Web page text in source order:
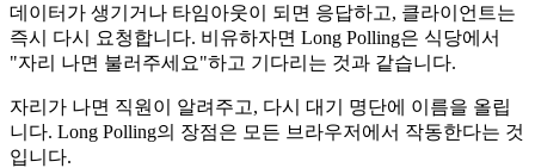
데이터가 생기거나 타임아웃이 되면 응답하고, 클라이언트는
즉시 다시 요청합니다. 비유하자면 Long Polling은 식당에서
"자리 나면 불러주세요"하고 기다리는 것과 같습니다.
자리가 나면 직원이 알려주고, 다시 대기 명단에 이름을 올립
니다. Long Polling의 장점은 모든 브라우저에서 작동한다는 것
입니다.